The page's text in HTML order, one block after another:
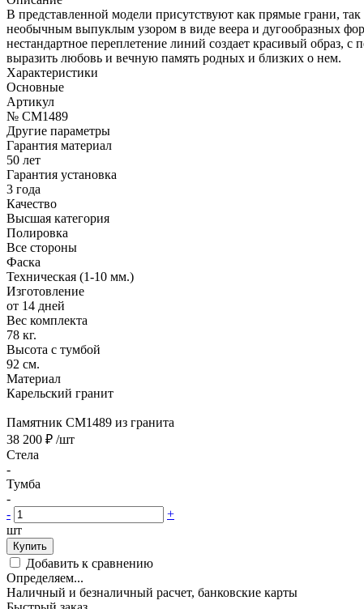
В представленной модели присутствуют как прямые грани,
необычным выпуклым узором в виде веера и дугообразных
нестандартное переплетение линий создает красивый
выразить любовь и вечную память родных и близких о нем.
Характеристики
Основные
Артикул
№ CM1489
Другие параметры
Гарантия материал
50 лет
Гарантия установка
3 года
Качество
Высшая категория
Полировка
Все стороны
Фаска
Техническая (1-10 мм.)
Изготовление
от 14 дней
Вес комплекта
78 кг.
Высота с тумбой
92 см.
Материал
Карельский гранит
Памятник CM1489 из гранита
38 200 ₽ /шт
Стела
-
Тумба
-
-
+
шт
Купить
Добавить к сравнению
Определяем...
Наличный и безналичный расчет, банковские карты